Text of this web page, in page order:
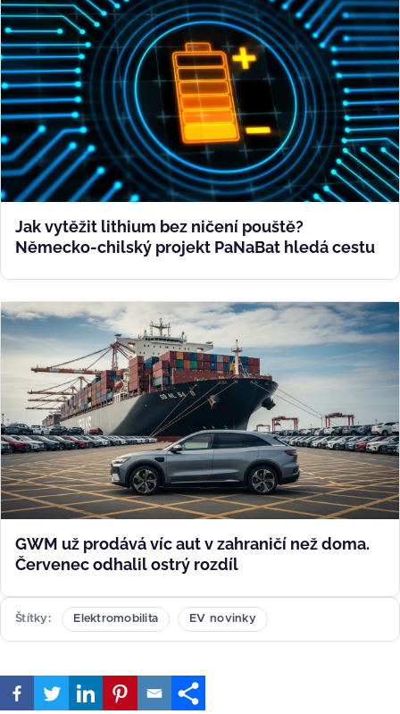
Jak vytěžit lithium bez ničení pouště?
Německo-chilský projekt PaNaBat hledá cestu
GWM už prodává víc aut v zahraničí než doma.
Červenec odhalil ostrý rozdíl
Štítky Elektromobilita EV novinky